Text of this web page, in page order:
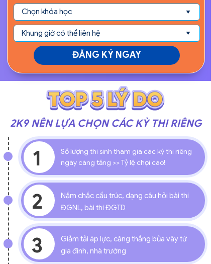
ĐĂNG KÝ NGAY
2K9 NÊN LỰA CHỌN CÁC KỲ THI RIÊNG
Số lượng thí sinh tham gia các kỳ thi riêng
ngày càng tăng >> Tỷ lệ chọi cao!
1
Nắm chắc cấu trúc, dạng câu hỏi bài thi
ĐGNL, bài thi ĐGTD
2
Giảm tải áp lực, căng thẳng bủa vây từ
gia đình, nhà trường
3